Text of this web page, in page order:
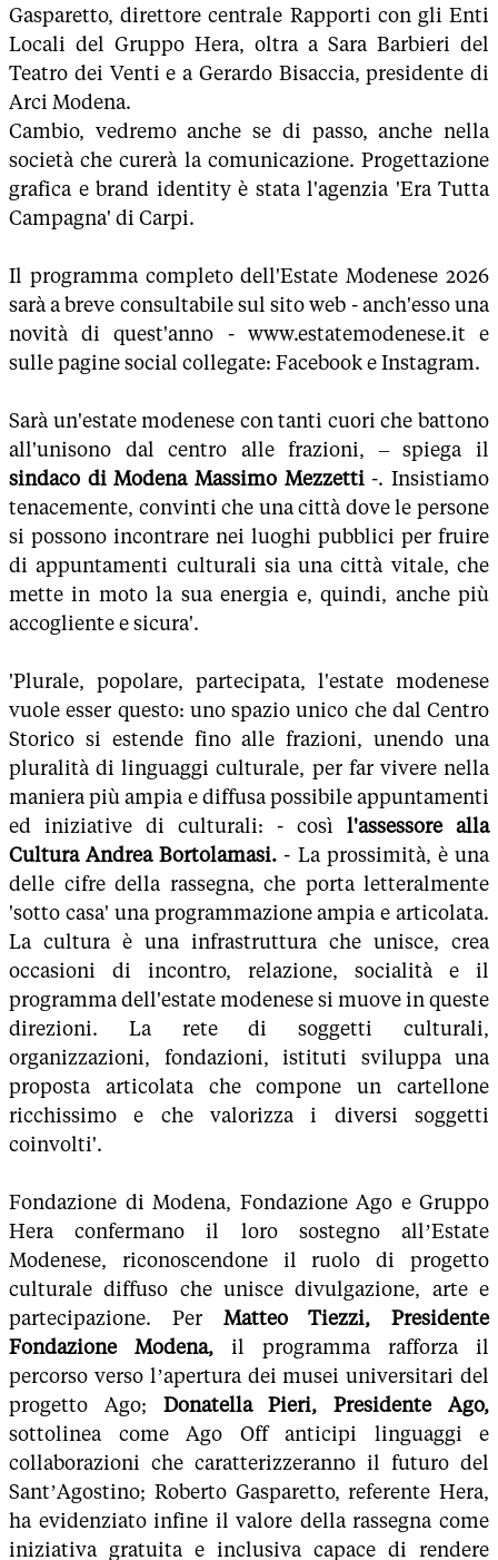
Gasparetto, direttore centrale Rapporti con gli Enti
Locali del Gruppo Hera, oltra a Sara Barbieri del
Teatro dei Venti e a Gerardo Bisaccia, presidente di
Arci Modena.
Cambio, vedremo anche se di passo, anche nella
società che curerà la comunicazione. Progettazione
grafica e brand identity è stata l'agenzia 'Era Tutta
Campagna' di Carpi.
Il programma completo dell'Estate Modenese 2026
sarà a breve consultabile sul sito web - anch'esso una
novità di quest'anno - www.estatemodenese.it e
sulle pagine social collegate: Facebook e Instagram.
Sarà un'estate modenese con tanti cuori che battono
all'unisono dal centro alle frazioni, – spiega il
sindaco di Modena Massimo Mezzetti-. Insistiamo
tenacemente, convinti che una città dove le persone
si possono incontrare nei luoghi pubblici per fruire
di appuntamenti culturali sia una città vitale, che
mette in moto la sua energia e, quindi, anche più
accogliente e sicura'.
'Plurale, popolare, partecipata, l'estate modenese
vuole esser questo: uno spazio unico che dal Centro
Storico si estende fino alle frazioni, unendo una
pluralità di linguaggi culturale, per far vivere nella
maniera più ampia e diffusa possibile appuntamenti
ed iniziative di culturali: - così l'assessore alla
Cultura Andrea Bortolamasi. - La prossimità, è una
delle cifre della rassegna, che porta letteralmente
'sotto casa' una programmazione ampia e articolata.
La cultura è una infrastruttura che unisce, crea
occasioni di incontro, relazione, socialità e il
programma dell'estate modenese si muove in queste
direzioni. La rete di soggetti culturali,
organizzazioni, fondazioni, istituti sviluppa una
proposta articolata che compone un cartellone
ricchissimo e che valorizza i diversi soggetti
coinvolti'.
Fondazione di Modena, Fondazione Ago e Gruppo
Hera confermano il loro sostegno all’Estate
Modenese, riconoscendone il ruolo di progetto
culturale diffuso che unisce divulgazione, arte e
partecipazione. Per Matteo Tiezzi, Presidente
Fondazione Modena, il programma rafforza il
percorso verso l’apertura dei musei universitari del
progetto Ago; Donatella Pieri, Presidente Ago,
sottolinea come Ago Off anticipi linguaggi e
collaborazioni che caratterizzeranno il futuro del
Sant’Agostino; Roberto Gasparetto, referente Hera,
ha evidenziato infine il valore della rassegna come
iniziativa gratuita e inclusiva capace di rendere